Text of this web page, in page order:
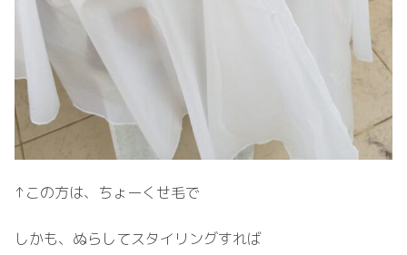
↑この方は、ちょーくせ毛で
しかも、ぬらしてスタイリングすれば